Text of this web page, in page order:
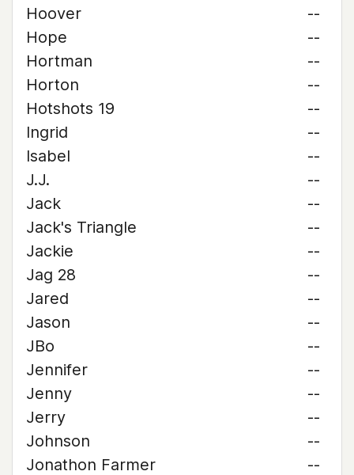
Hoover
--
Hope
--
Hortman
--
Horton
--
Hotshots 19
--
Ingrid
--
Isabel
--
J.J.
--
Jack
--
Jack's Triangle
--
Jackie
--
Jag 28
--
Jared
--
Jason
--
JBo
--
Jennifer
--
Jenny
--
Jerry
--
Johnson
--
Jonathon Farmer
--